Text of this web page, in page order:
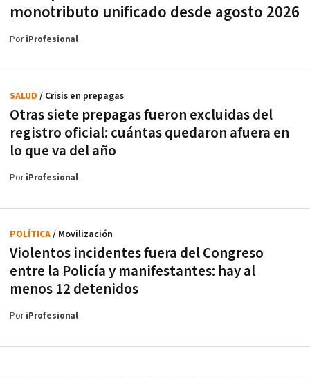
monotributo unificado desde agosto 2026
PoriProfesional
Otras siete prepagas fueron excluidas del
registro oficial: cuántas quedaron afuera en
lo que va del año
SALUD / Crisis en prepagas
PoriProfesional
Violentos incidentes fuera del Congreso
entre la Policía y manifestantes: hay al
menos 12 detenidos
POLÍTICA/ Movilización
PoriProfesional